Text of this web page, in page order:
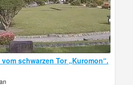
schwarzen Tor „Kuromon“.